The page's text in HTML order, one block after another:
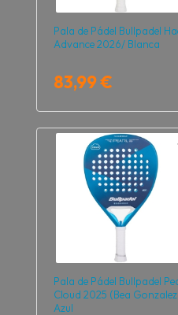
Pala de Pádel Bullpadel
Advance 2026/ Blanca
83,99 €
Pala de Pádel Bullpadel
Cloud 2025 (Bea
Azul